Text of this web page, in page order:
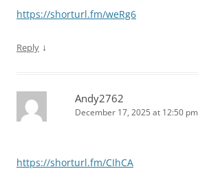
https://shorturl.fm/weRg6
Reply ↓
Andy2762
December 17, 2025 at 12:50 pm
https://shorturl.fm/CIhCA